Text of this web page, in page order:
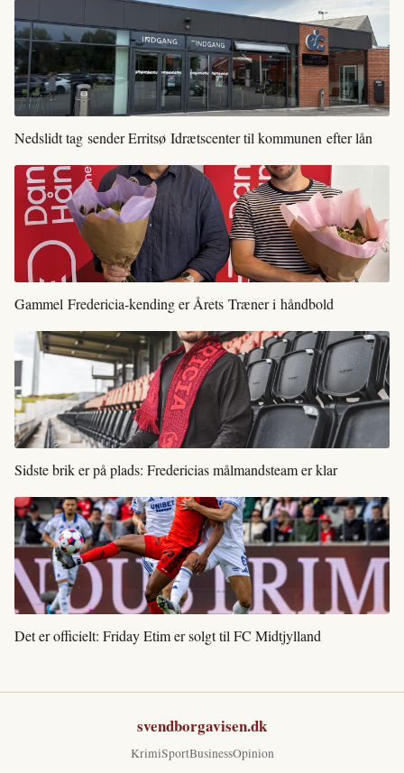
Nedslidt tag sender Erritsø Idrætscenter til kommunen efter lån
Gammel Fredericia-kending er Årets Træner i håndbold
Sidste brik er på plads: Fredericias målmandsteam er klar
Det er officielt: Friday Etim er solgt til FC Midtjylland
svendborgavisen.dk
KrimiSportBusinessOpinion